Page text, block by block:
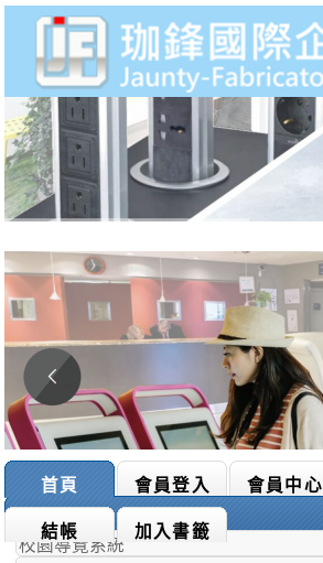
首頁 會員登入 會員中心
結帳 加入書籤
商品搜尋：